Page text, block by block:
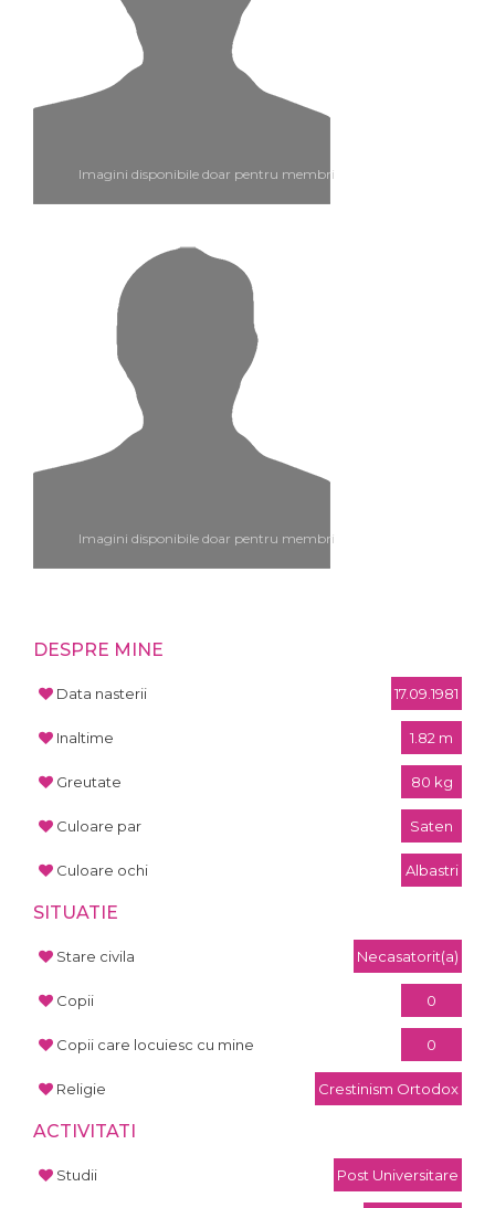
Imagini disponibile doar pentru membri
Imagini disponibile doar pentru membri
DESPRE MINE
Data nasterii 17.09.1981
Inaltime 1.82 m
Greutate 80 kg
Culoare par Saten
Culoare ochi Albastri
SITUATIE
Stare civila Necasatorit(a)
Copii 0
Copii care locuiesc cu mine 0
Religie Crestinism Ortodox
ACTIVITATI
Studii Post Universitare